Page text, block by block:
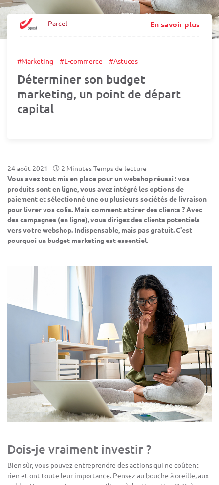
Parcel En savoir plus
#Marketing #E-commerce #Astuces
Déterminer son budget
marketing, un point de départ
capital
24 août 2021 -
2 Minutes Temps de lecture
Vous avez tout mis en place pour un webshop réussi : vos
produits sont en ligne, vous avez intégré les options de
paiement et sélectionné une ou plusieurs sociétés de livraison
pour livrer vos colis. Mais comment attirer des clients ? Avec
des campagnes (en ligne), vous dirigez des clients potentiels
vers votre webshop. Indispensable, mais pas gratuit. C'est
pourquoi un budget marketing est essentiel.
Dois-je vraiment investir ?
Bien sûr, vous pouvez entreprendre des actions qui ne coûtent
rien et ont toute leur importance. Pensez au bouche à oreille, aux